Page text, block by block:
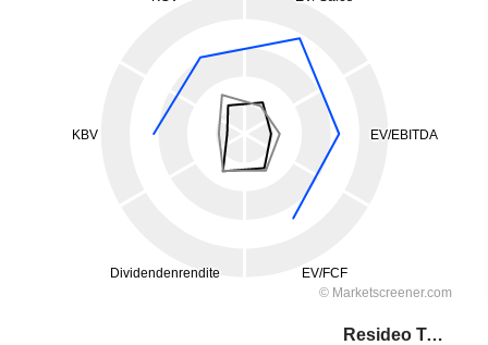
Resideo Technologies, Inc.